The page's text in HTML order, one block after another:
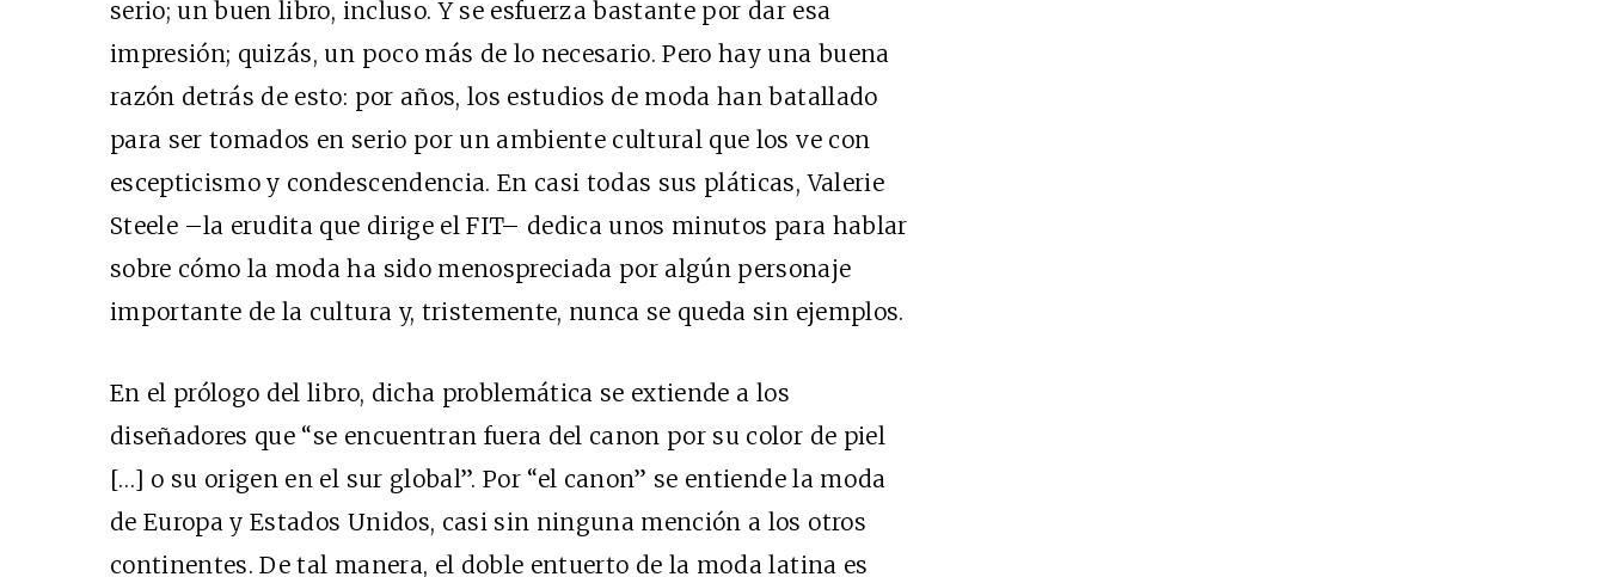
serio; un buen libro, incluso. Y se esfuerza bastante por dar esa
impresión; quizás, un poco más de lo necesario. Pero hay una buena
razón detrás de esto: por años, los estudios de moda han batallado
para ser tomados en serio por un ambiente cultural que los ve con
escepticismo y condescendencia. En casi todas sus pláticas, Valerie
Steele –la erudita que dirige el FIT– dedica unos minutos para hablar
sobre cómo la moda ha sido menospreciada por algún personaje
importante de la cultura y, tristemente, nunca se queda sin ejemplos.
En el prólogo del libro, dicha problemática se extiende a los
diseñadores que “se encuentran fuera del canon por su color de piel
[…] o su origen en el sur global”. Por “el canon” se entiende la moda
de Europa y Estados Unidos, casi sin ninguna mención a los otros
continentes. De tal manera, el doble entuerto de la moda latina es